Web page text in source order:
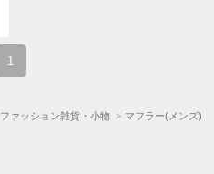
1
ファッション雑貨・小物 マフラー(メンズ)